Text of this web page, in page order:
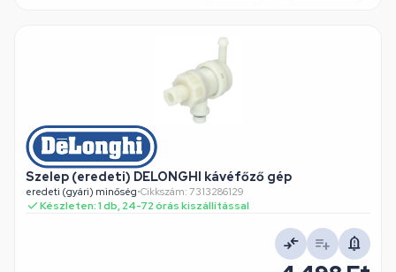
Szelep (eredeti) DELONGHI kávéfőző gép
eredeti (gyári) minőség•Cikkszám: 7313286129
Készleten: 1 db, 24-72 órás kiszállítással